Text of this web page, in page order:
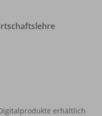
erhältlich